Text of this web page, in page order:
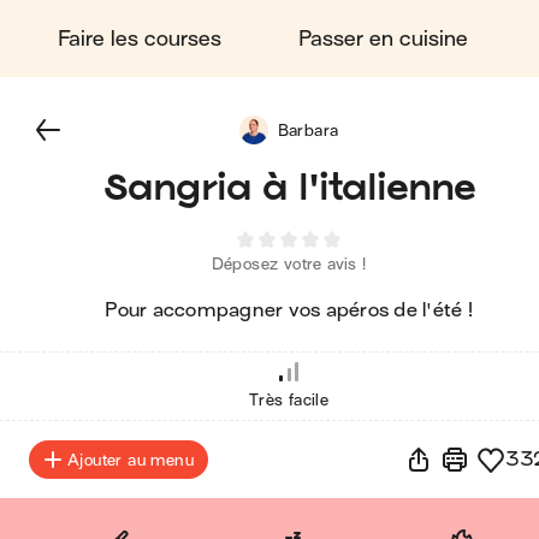
Faire les courses Passer en cuisine
Sangria à l'italienne
Déposez votre avis !
Pour accompagner vos apéros de l'été !
Barbara
Très facile
Ajouter au menu